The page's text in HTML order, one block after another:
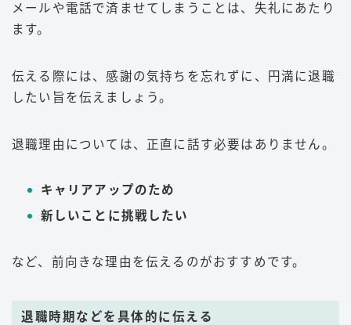
メールや電話で済ませてしまうことは、失礼にあたり
ます。
伝える際には、感謝の気持ちを忘れずに、円満に退職
したい旨を伝えましょう。
退職理由については、正直に話す必要はありません。
キャリアアップのため
新しいことに挑戦したい
など、前向きな理由を伝えるのがおすすめです。
退職時期などを具体的に伝える